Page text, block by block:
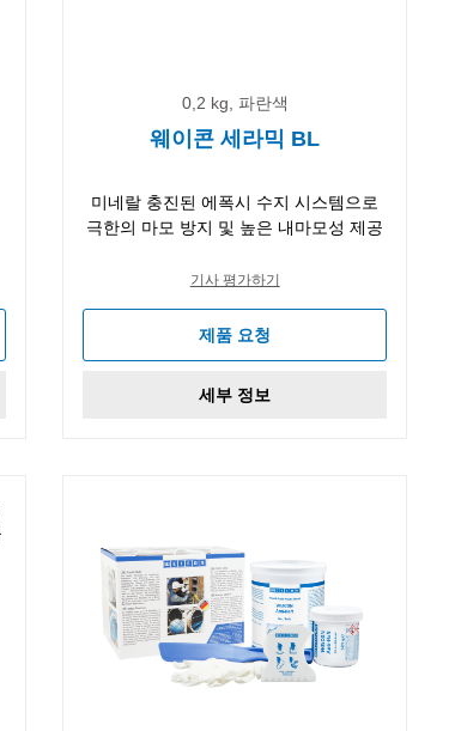
0,2 kg, 파란색
웨이콘 세라믹 BL
미네랄 충진된 에폭시 수지 시스템으로
극한의 마모 방지 및 높은 내마모성 제공
기사 평가하기
제품 요청
세부 정보